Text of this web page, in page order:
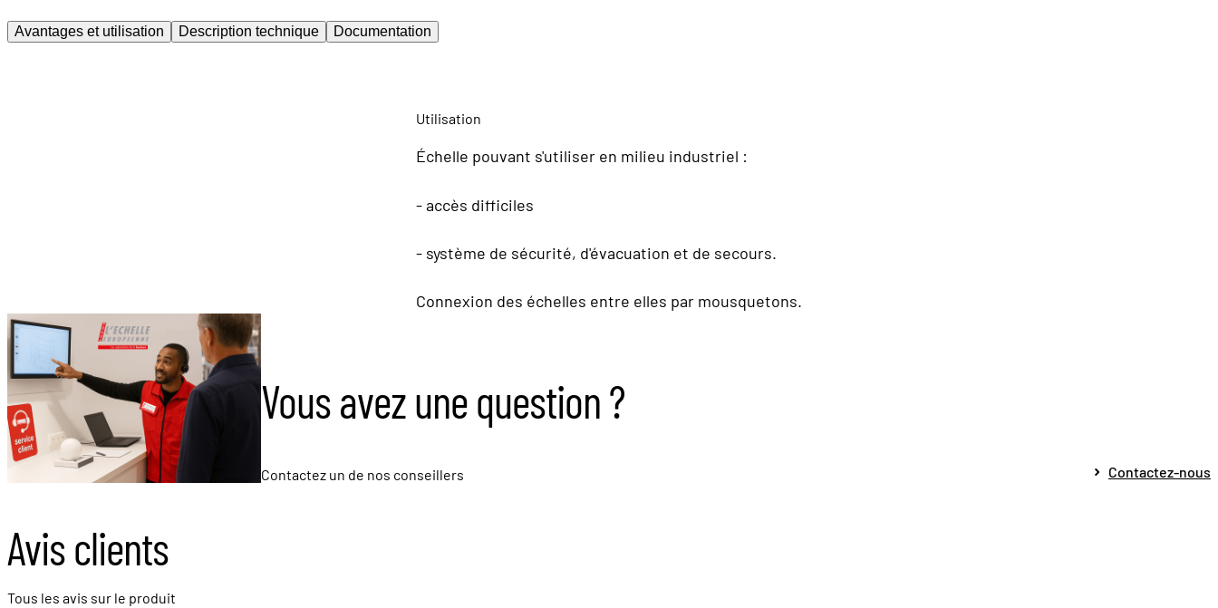
Avantages et utilisation Description technique Documentation
Utilisation
Échelle pouvant s'utiliser en milieu industriel :
- accès difficiles
- système de sécurité, d'évacuation et de secours.
Connexion des échelles entre elles par mousquetons.
Vous avez une question ?
Contactez un de nos conseillers Contactez-nous
Avis clients
Tous les avis sur le produit